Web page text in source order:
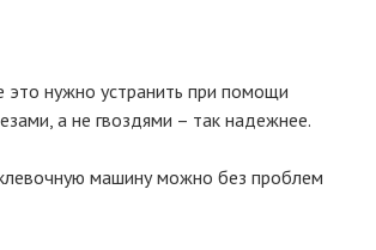
нужно устранить при помощи
а не гвоздями – так надежнее.
машину можно без проблем